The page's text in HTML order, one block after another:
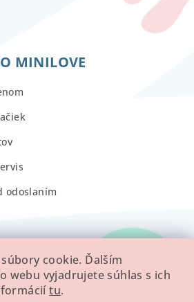
cookie. Ďalším
webu vyjadrujete súhlas s ich
tu.
MINILOVE
odoslaním